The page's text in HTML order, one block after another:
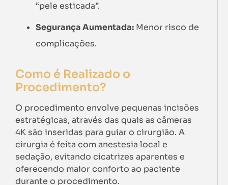
“pele esticada”.
Segurança Aumentada: Menor risco de
complicações.
Como é Realizado o
Procedimento?
O procedimento envolve pequenas incisões
estratégicas, através das quais as câmeras
4K são inseridas para guiar o cirurgião. A
cirurgia é feita com anestesia local e
sedação, evitando cicatrizes aparentes e
oferecendo maior conforto ao paciente
durante o procedimento.